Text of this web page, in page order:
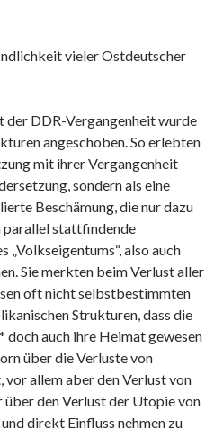
vieler Ostdeutscher
der DDR-Vergangenheit wurde
angeschoben. So erlebten
mit ihrer Vergangenheit
sondern als eine
Beschämung, die nur dazu
parallel stattfindende
also auch
Sie merkten beim Verlust aller
oft nicht selbstbestimmten
Strukturen, dass die
doch auch ihre Heimat gewesen
über die Verluste von
vor allem aber den Verlust von
den Verlust der Utopie von
direkt Einfluss nehmen zu